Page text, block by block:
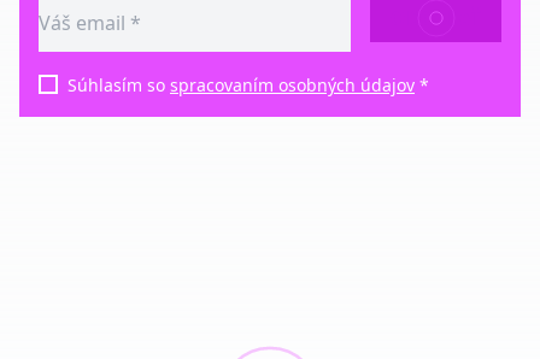
ODOSLAŤ
Súhlasím so spracovaním osobných údajov *